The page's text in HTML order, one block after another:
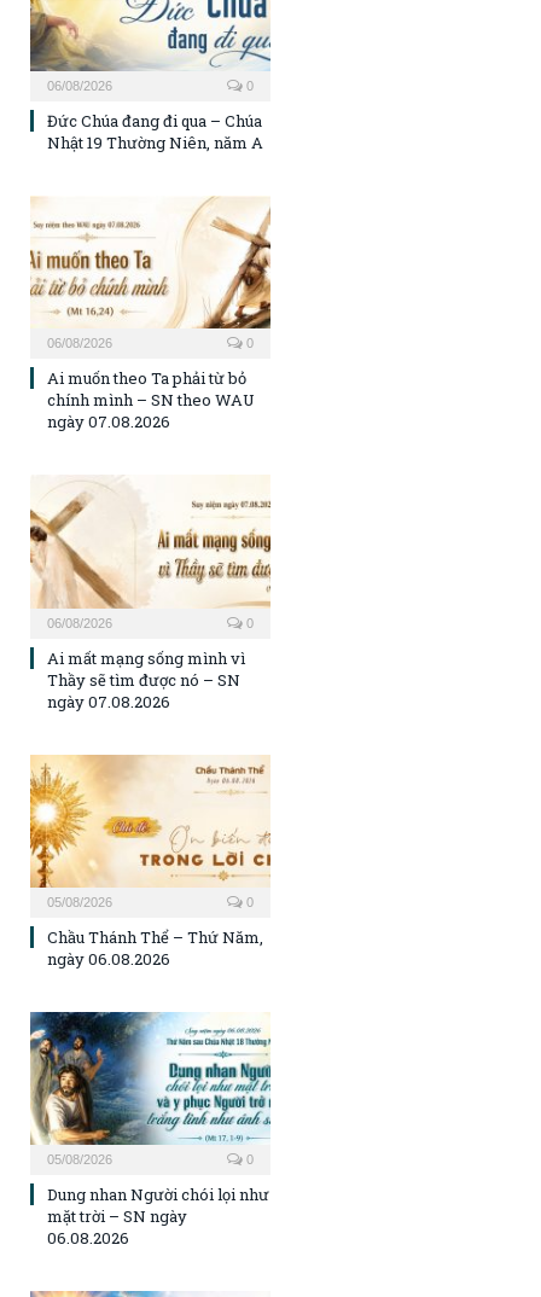
06/08/2026 0
Đức Chúa đang đi qua – Chúa
Nhật 19 Thường Niên, năm A
06/08/2026 0
Ai muốn theo Ta phải từ bỏ
chính mình – SN theo WAU
ngày 07.08.2026
06/08/2026 0
Ai mất mạng sống mình vì
Thầy sẽ tìm được nó – SN
ngày 07.08.2026
05/08/2026 0
Chầu Thánh Thể – Thứ Năm,
ngày 06.08.2026
05/08/2026 0
Dung nhan Người chói lọi như
mặt trời – SN ngày
06.08.2026